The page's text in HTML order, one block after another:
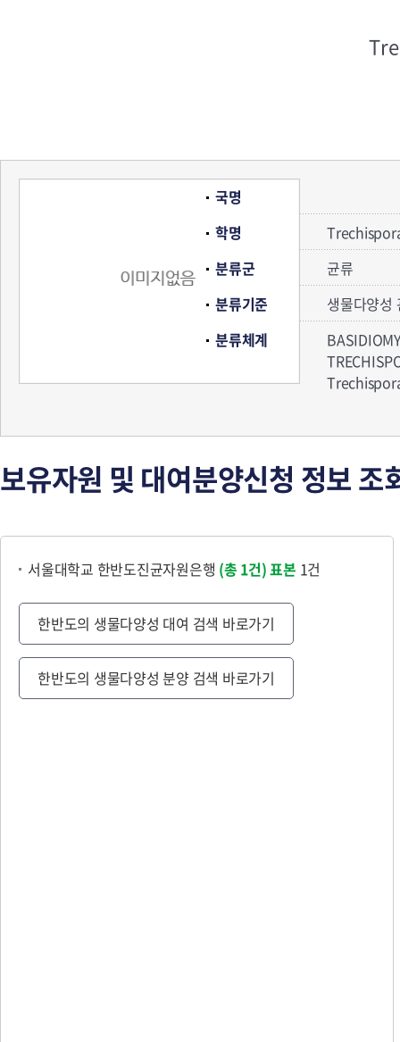
국명
학명
분류군
균류
분류기준
생물다양성
분류체계
보유자원 및 대여분양신청 정보 조
서울대학교 한반도진균자원은행 (총 1건)표본 1건
한반도의 생물다양성 대여 검색 바로가기
한반도의 생물다양성 분양 검색 바로가기